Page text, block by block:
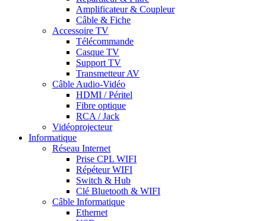
Amplificateur & Coupleur
Câble & Fiche
Accessoire TV
Télécommande
Casque TV
Support TV
Transmetteur AV
Câble Audio-Vidéo
HDMI / Péritel
Fibre optique
RCA / Jack
Vidéoprojecteur
Informatique
Réseau Internet
Prise CPL WIFI
Répéteur WIFI
Switch & Hub
Clé Bluetooth & WIFI
Câble Informatique
Ethernet